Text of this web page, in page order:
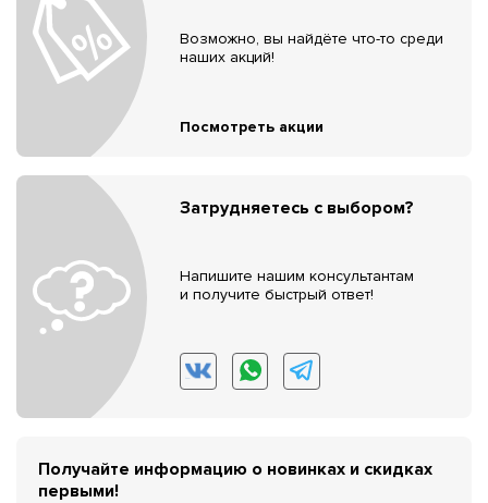
Возможно, вы найдёте что-то среди
наших акций!
Посмотреть акции
Затрудняетесь с выбором?
Напишите нашим консультантам
и получите быстрый ответ!
Получайте информацию о новинках и скидках
первыми!